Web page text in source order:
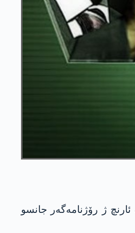
یەک ژ ئاکتۆرێن هەری گرینگێن پێڤاژۆیا چارەسەریێ یا سالێن 2013-2015ێ بولەنت ئارنچ ژ رۆژنامەگەر جانسو